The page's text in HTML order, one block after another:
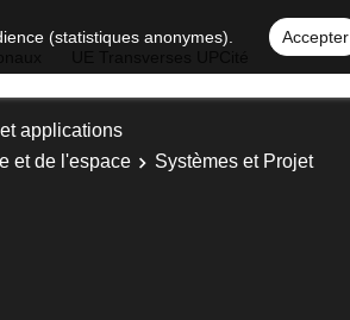
(statistiques anonymes). Accepter
applications
et de l'espace
Systèmes et Projet